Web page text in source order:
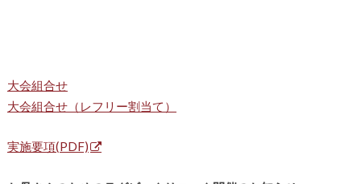
大会組合せ
大会組合せ（レフリー割当て）
実施要項(PDF)